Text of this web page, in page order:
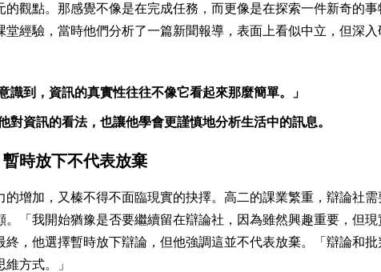
的觀點。那感覺不像是在完成任務，而更像是在探索一件新奇的事
堂經驗，當時他們分析了一篇新聞報導，表面上看似中立，但深
次意識到，資訊的真實性往往不像它看起來那
對資訊的看法，也讓他學會更謹慎地分析生活中的訊息。
時放下不代表放棄
的增加，又榛不得不面臨現實的抉擇。高二的課業繁重，辯論社
。「我開始猶豫是否要繼續留在辯論社，因為雖然興趣重要，但
終，他選擇暫時放下辯論，但他強調這並不代表放棄。「辯論和
方式。」